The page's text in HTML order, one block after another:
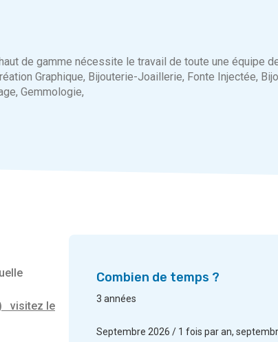
de gamme nécessite le travail de toute une équipe
Graphique, Bijouterie-Joaillerie, Fonte Injectée,
Gemmologie,
visitez le
Combien de temps ?
3 années
Septembre 2026 / 1 fois par an,